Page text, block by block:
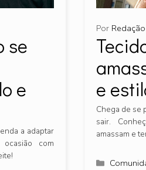
se
e
a adaptar
com
e
Por
Chega de se
sair.
amassam e